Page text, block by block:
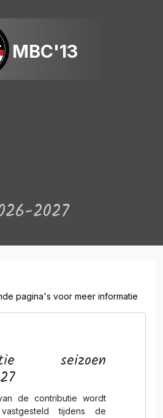
MBC'13
2027
pagina's voor meer informatie
seizoen
de contributie wordt
tijdens de